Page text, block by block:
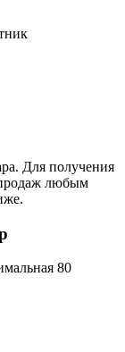
Для получения
продаж любым
80